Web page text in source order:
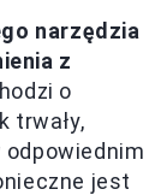
narzędzia
z
o
trwały,
odpowiednim
jest